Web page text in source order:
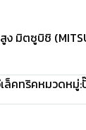
มิตซูบิชิ
ล็คทริคหมวดหมู่: